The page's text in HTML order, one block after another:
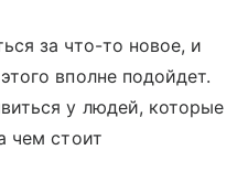
за что-то новое, и
вполне подойдет.
у людей, которые
чем стоит